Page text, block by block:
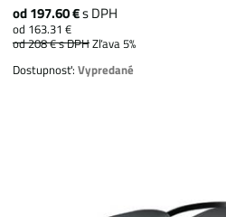
od 197.60 €s DPH
od 163.31 €
od 208 €s DPHZľava 5%
Dostupnosť:Vypredané